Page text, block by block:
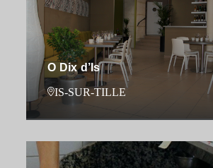
O Dix d’Is
IS-SUR-TILLE